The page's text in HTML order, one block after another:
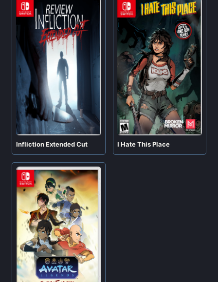
Infliction Extended Cut I Hate This Place